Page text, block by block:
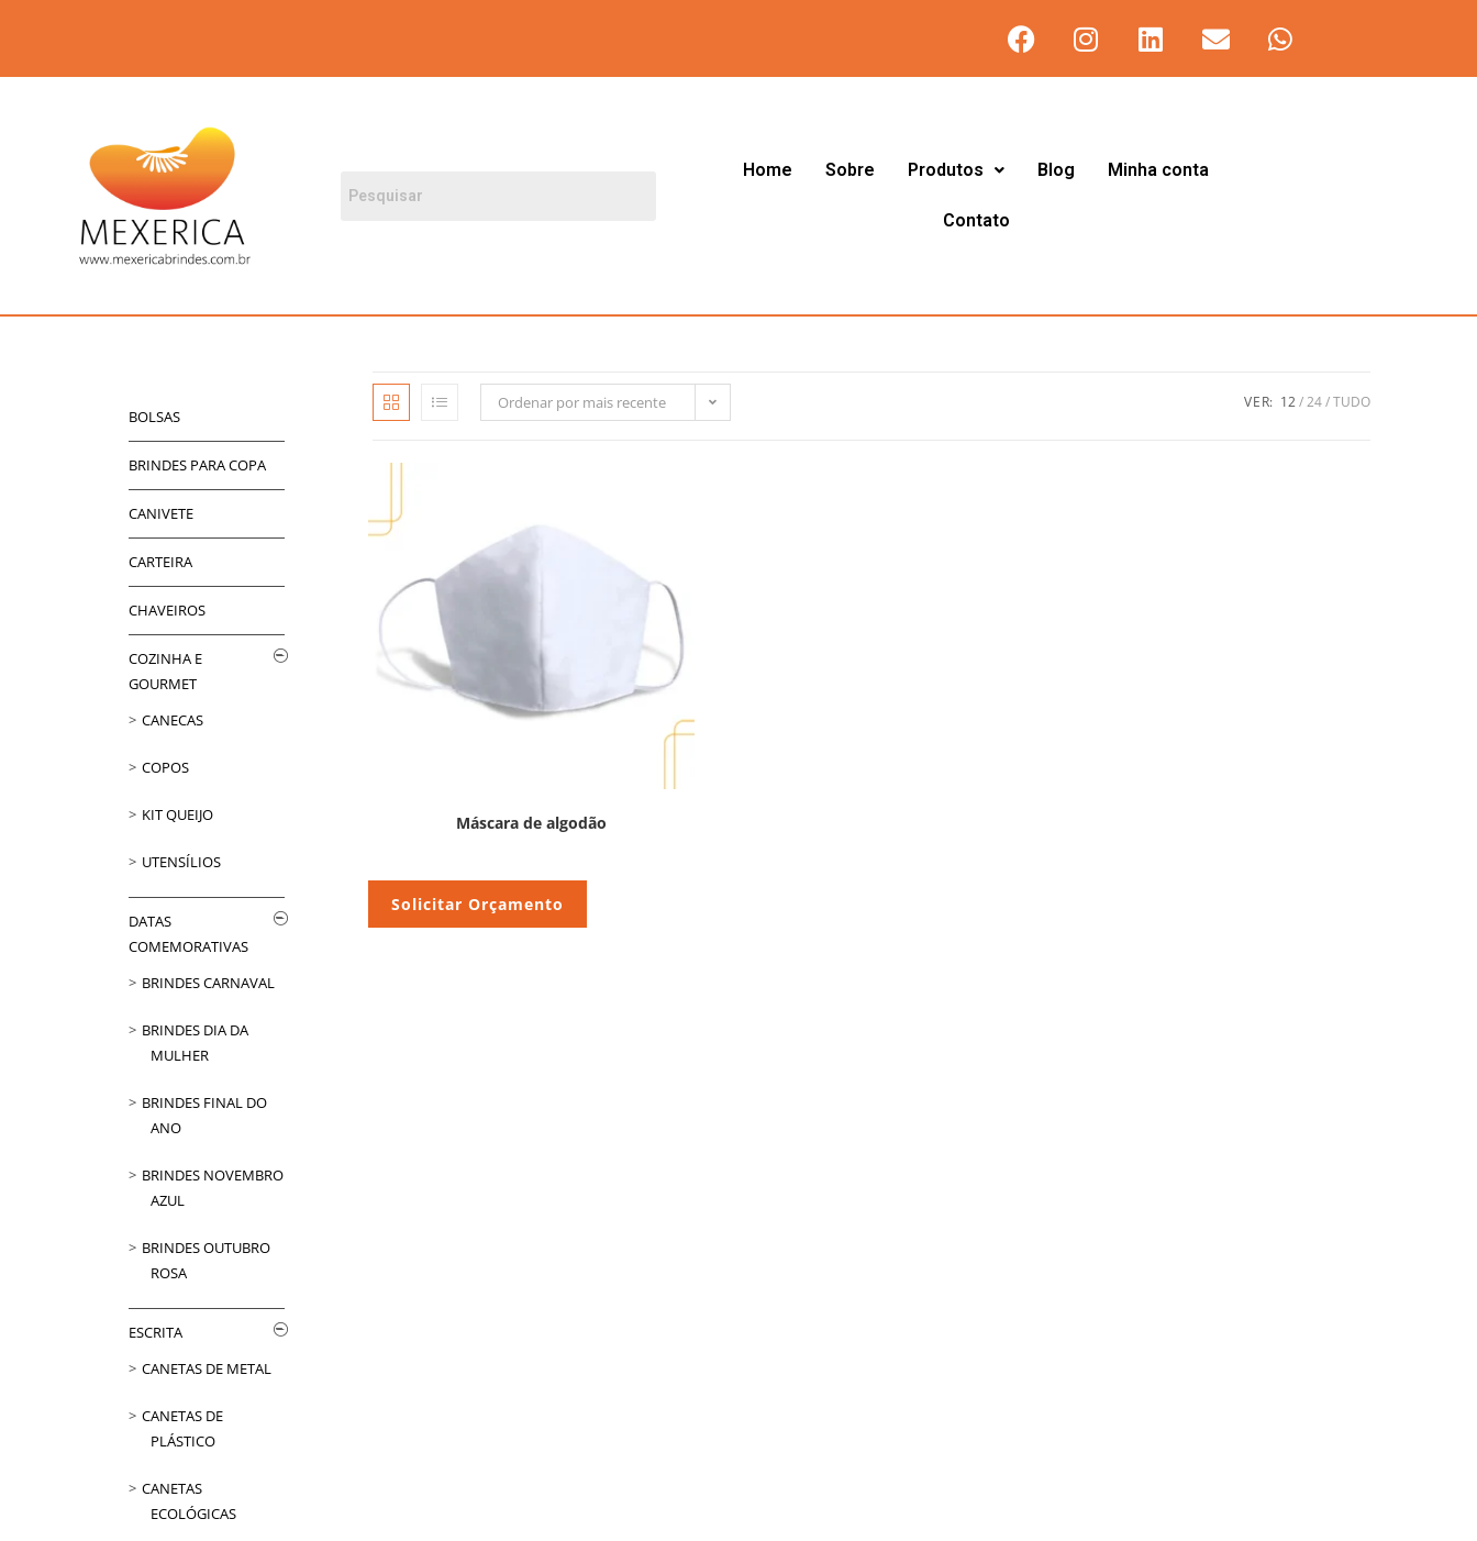
Home Sobre Produtos Blog Minha conta
Contato
Ordenar por mais recente VER: 12 24 TUDO
Máscara de algodão
Solicitar Orçamento
BOLSAS
BRINDES PARA COPA
CANIVETE
CARTEIRA
CHAVEIROS
COZINHA E
GOURMET
CANECAS
COPOS
KIT QUEIJO
UTENSÍLIOS
DATAS
COMEMORATIVAS
BRINDES CARNAVAL
BRINDES DIA DA
MULHER
BRINDES FINAL DO
ANO
BRINDES NOVEMBRO
AZUL
BRINDES OUTUBRO
ROSA
ESCRITA
CANETAS DE METAL
CANETAS DE
PLÁSTICO
CANETAS
ECOLÓGICAS